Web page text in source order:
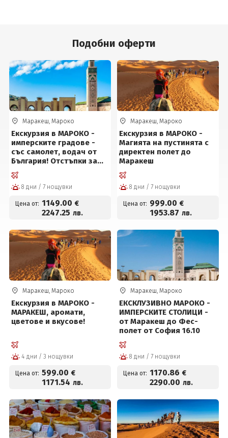
Подобни оферти
Маракеш, Мароко
Екскурзия в МАРОКО -
имперските градове -
със самолет, водач от
България! Отстъпки за
ранни записвания!
8 дни / 7 нощувки
Цена от: 1149.00 €
2247.25 лв.
Маракеш, Мароко
Екскурзия в МАРОКО -
Магията на пустинята с
директен полет до
Маракеш
8 дни / 7 нощувки
Цена от: 999.00 €
1953.87 лв.
Маракеш, Мароко
Екскурзия в МАРОКО -
МАРАКЕШ, аромати,
цветове и вкусове!
4 дни / 3 нощувки
Цена от: 599.00 €
1171.54 лв.
Маракеш, Мароко
ЕКСКЛУЗИВНО МАРОКО -
ИМПЕРСКИТЕ СТОЛИЦИ -
от Маракеш до Фес-
полет от София 16.10
8 дни / 7 нощувки
Цена от: 1170.86 €
2290.00 лв.